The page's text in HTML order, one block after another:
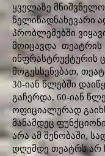
ყველაზე
წელიწადნახევარი
პრობლემებში
მოიცავდა თეატრის
ინფრასტრუქტურის
მოგეხსენებათ,
30-იან წლებში
გაჩერდა, 60-იან
ოფიციალურად
მანამდეც
არა ამ შენობაში,
დღემდე თეატრს არ